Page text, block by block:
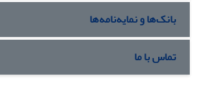
بانک‌ها و نمایه‌نامه‌ها
تماس با ما